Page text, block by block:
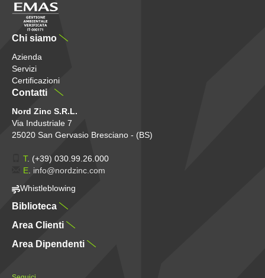
Chi siamo
Azienda
Servizi
Certificazioni
Contatti
Nord Zinc S.R.L.
Via Industriale 7
25020 San Gervasio Bresciano - (BS)
T. (+39) 030.99.26.000
E. info@nordzinc.com
Whistleblowing
Biblioteca
Area Clienti
Area Dipendenti